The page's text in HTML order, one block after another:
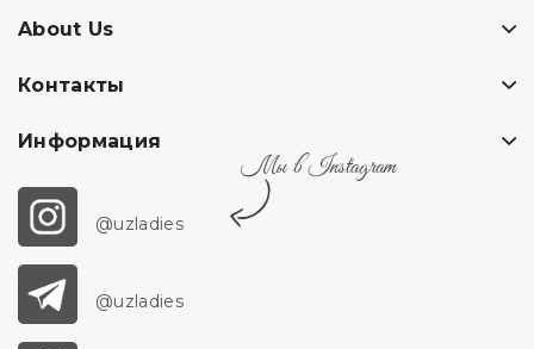
About Us
Контакты
Информация
@uzladies
@uzladies
Мы в Instagram